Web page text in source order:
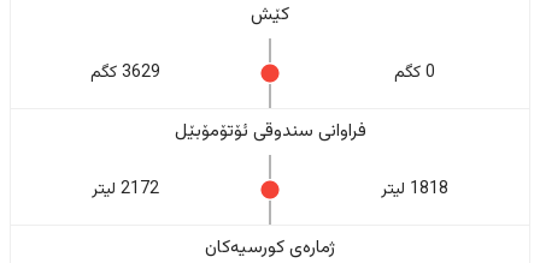
کێش
0 کگم 3629 کگم
فراوانی سندوقی ئۆتۆمۆبێل
1818 لیتر 2172 لیتر
ژمارەی کورسیەکان